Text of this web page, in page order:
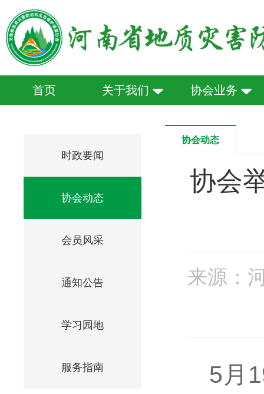
首页 关于我们 协会业务
时政要闻
协会动态
会员风采
通知公告
学习园地
服务指南
协会动态
协会
来源：
5月